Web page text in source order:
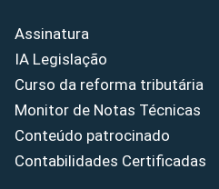
Assinatura
IA Legislação
Curso da reforma tributária
Monitor de Notas Técnicas
Conteúdo patrocinado
Contabilidades Certificadas